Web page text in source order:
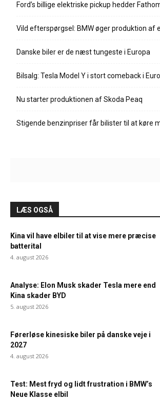
Ford’s billige elektriske pickup hedder
Vild efterspørgsel: BMW øger produktion af
Danske biler er de næst tungeste i Europa
Bilsalg: Tesla Model Y i stort comeback i
Nu starter produktionen af Skoda Peaq
Stigende benzinpriser får bilister til at køre
LÆS OGSÅ
Kina vil have elbiler til at vise mere præcise
batterital
4. august 2026
Analyse: Elon Musk skader Tesla mere end
Kina skader BYD
5. august 2026
Førerløse kinesiske biler på danske veje i
2027
4. august 2026
Test: Mest fryd og lidt frustration i BMW’s
Neue Klasse elbil